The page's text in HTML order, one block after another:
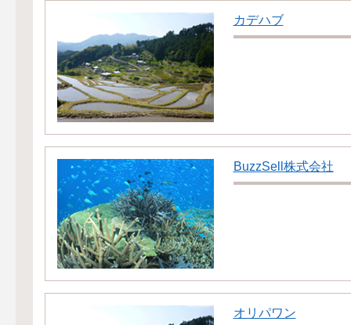
カデハブ
BuzzSell株式会社
オリパワン